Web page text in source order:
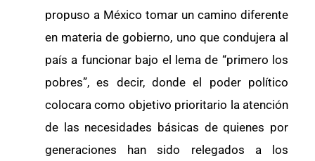
propuso a México tomar un camino diferente
en materia de gobierno, uno que condujera al
país a funcionar bajo el lema de “primero los
pobres”, es decir, donde el poder político
colocara como objetivo prioritario la atención
de las necesidades básicas de quienes por
generaciones han sido relegados a los